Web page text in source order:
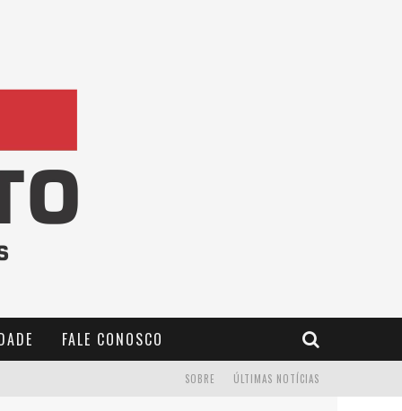
FALE CONOSCO
ÚLTIMAS NOTÍCIAS
SOBRE